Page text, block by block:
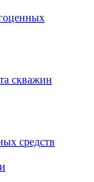
скважин
средств